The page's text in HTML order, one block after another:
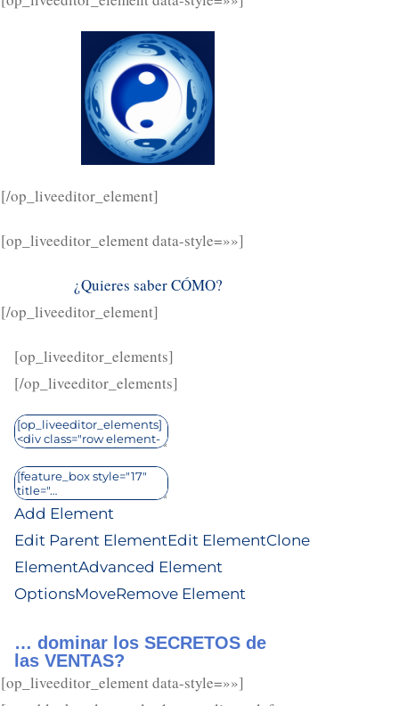
[/op_liveeditor_element]
[op_liveeditor_element data-style=»»]
¿Quieres saber CÓMO?
[/op_liveeditor_element]
[op_liveeditor_elements]
[/op_liveeditor_elements]
Add Element
Edit Parent ElementEdit ElementClone
ElementAdvanced Element
OptionsMoveRemove Element
… dominar los SECRETOS de
las VENTAS?
[op_liveeditor_element data-style=»»]